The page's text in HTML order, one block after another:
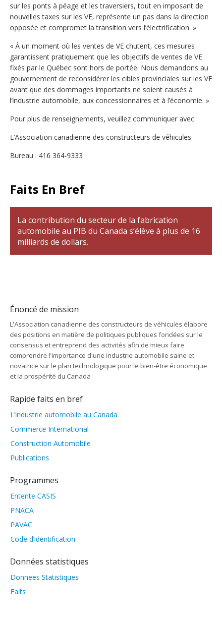
sur les ponts à péage et les traversiers, tout en imposant de
nouvelles taxes sur les VE, représente un pas dans la direction
opposée et compromet la transition vers l’électrification. »
« À un moment où les ventes de VE chutent, ces mesures
garantissent pratiquement que les objectifs de ventes de VE
fixés par le Québec sont hors de portée. Nous demandons au
gouvernement de reconsidérer les cibles provinciales sur les VE
avant que des dommages importants ne soient causés à
l’industrie automobile, aux concessionnaires et à l’économie. »
Pour plus de renseignements, veuillez communiquer avec :
L’Association canadienne des constructeurs de véhicules
Bureau : 416 364-9333
Faits En Bref
La contribution du secteur de la fabrication
automobile au PIB du Canada s’élève à plus de 16
milliards de dollars.
Énoncé de mission
L'Association canadienne des constructeurs de véhicules élabore
des positions en matière de politiques publiques fondées sur le
consensus et entreprend des activités afin de mieux faire
comprendre l'importance d'une industrie automobile saine et
novatrice sur le plan technologique pour le bien-être économique
et la prospérité du Canada
Rapide faits en bref
L’industrie automobile au Canada
Commerce International
Construction Automobile
Publications
Programmes
Entente CASIS
PNACA
PAVAC
Code d’identification
Données statistiques
Donnees Statistiques
Faits